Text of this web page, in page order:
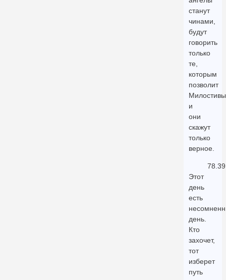
станут
чинами,
будут
говорить
только
те,
которым
позволит
и
они
скажут
только
верное.
78.39
Этот
день
есть
день.
Кто
захочет,
тот
изберет
путь